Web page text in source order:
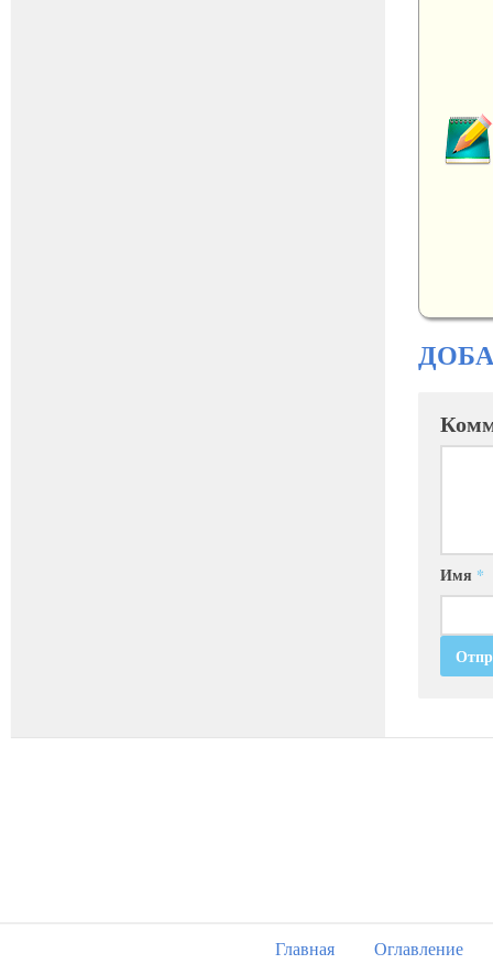
Имя *
Главная Оглавление